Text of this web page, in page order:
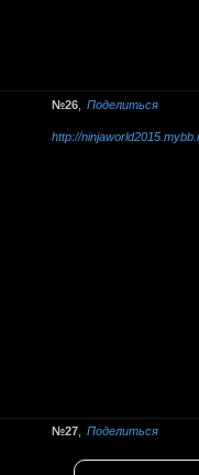
Поделиться
26
http://
Поделиться
27